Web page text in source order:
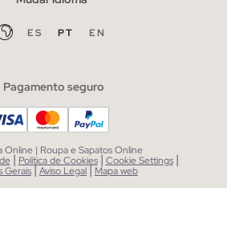
ES PT EN
Pagamento seguro
Online | Roupa e Sapatos Online
| Política de Cookies | Cookie Settings |
Gerais|Aviso Legal| Mapa web